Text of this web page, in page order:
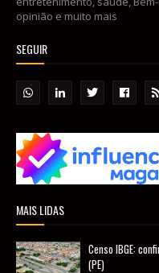
opinião e muito mais
SEGUIR
MAIS LIDAS
Censo IBGE:
(PE)